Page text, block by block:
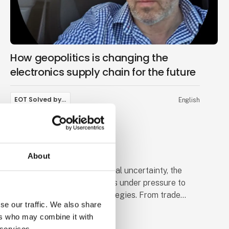
About
our traffic. We also share
who may combine it with
or supply chain strategist, this talk will offer
practical insights on navigating the new
landscape.
How geopolitics is changing the
electronics supply chain for the future
EOT Solved by… English
01 October 2025
- 11:20
In an era of rising geopolitical uncertainty, the
global electronics industry is under pressure to
rethink its supply chain strategies. From trade
wars to regional conflicts and export controls, the
risks are no longer hypothetical—they are shaping
Speaker